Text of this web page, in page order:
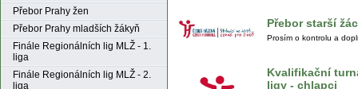
Přebor Prahy žen
Přebor Prahy mladších žákyň
Finále Regionálních lig MLŽ - 1.
liga
Finále Regionálních lig MLŽ - 2.
liga
Přebor starší
Prosím o kontrolu a
Kvalifikační
ligy - chlapci